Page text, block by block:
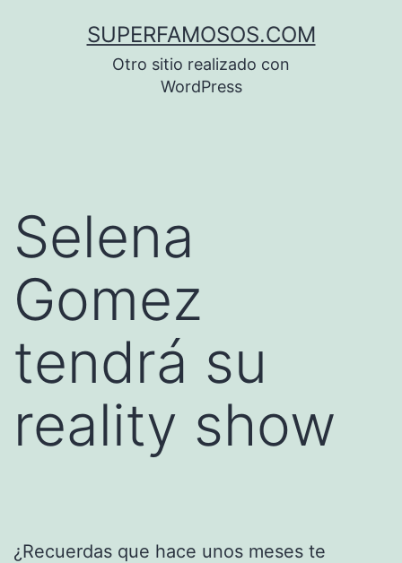
SUPERFAMOSOS.COM
Otro sitio realizado con
WordPress
Selena
Gomez
tendrá su
reality show
¿Recuerdas que hace unos meses te